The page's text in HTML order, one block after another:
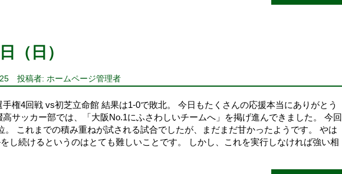
（日）
投稿者: ホームページ管理者
権4回戦 vs初芝立命館 結果は1-0で敗北。 今日もたくさんの応援本当にありがとう
高サッカー部では、「大阪No.1にふさわしいチームへ」を掲げ進んできました。 今回
。 これまでの積み重ねが試される試合でしたが、まだまだ甘かったようです。 やは
し続けるというのはとても難しいことです。 しかし、これを実行しなければ強い相